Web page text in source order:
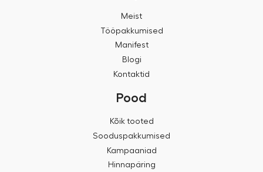
Meist
Tööpakkumised
Manifest
Blogi
Kontaktid
Pood
Kõik tooted
Sooduspakkumised
Kampaaniad
Hinnapäring